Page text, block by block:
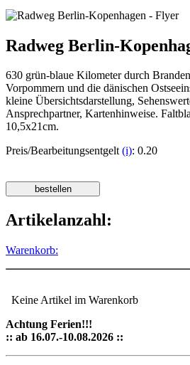
Radweg Berlin-
630 grün-blaue Kilometer durch
Vorpommern und die dänischen
kleine Übersichtsdarstellung,
Ansprechpartner, Kartenhinweise.
10,5x21cm.
Preis/Bearbeitungsentgelt(i): 0.20
Artikelanzahl:
Warenkorb:
Keine Artikel im Warenkorb
Achtung Ferien!!!
:: ab 16.07.-10.08.2026 ::